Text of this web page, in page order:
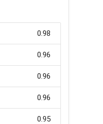
0.98
0.96
0.96
0.96
0.95